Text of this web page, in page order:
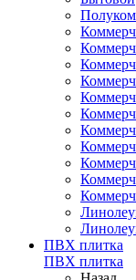
ПВХ плитка
ПВХ плитка